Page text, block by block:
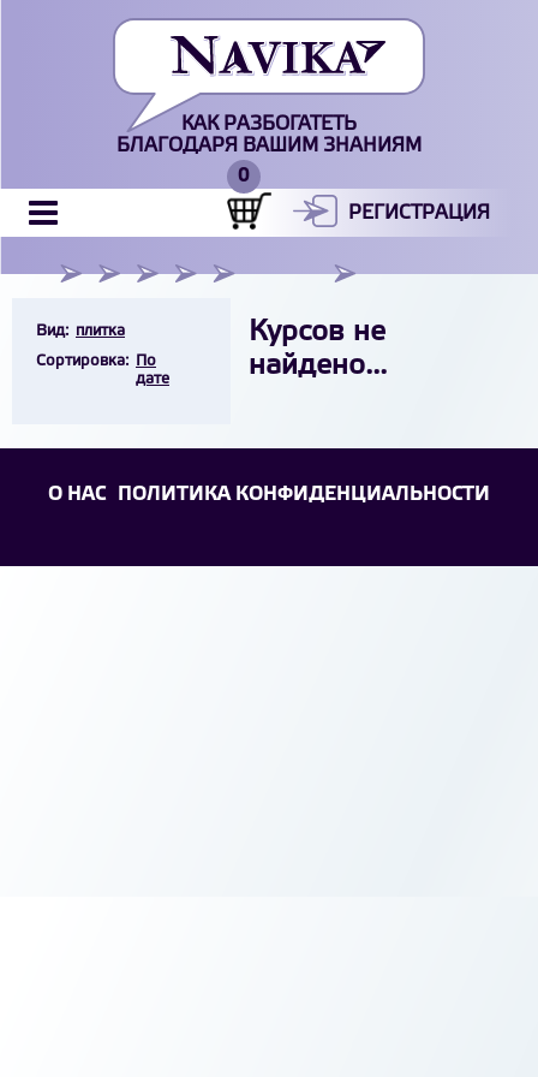
КАК РАЗБОГАТЕТЬ
БЛАГОДАРЯ ВАШИМ ЗНАНИЯМ
РЕГИСТРАЦИЯ
Вид: плитка
Cортировка:
По
дате
Курсов не
найдено...
О НАС ПОЛИТИКА КОНФИДЕНЦИАЛЬНОСТИ